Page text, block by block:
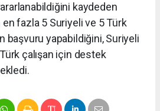
kaydeden
fazla 5 Suriyeli ve 5 Türk
başvuru yapabildiğini, Suriyeli
Türk çalışan için destek